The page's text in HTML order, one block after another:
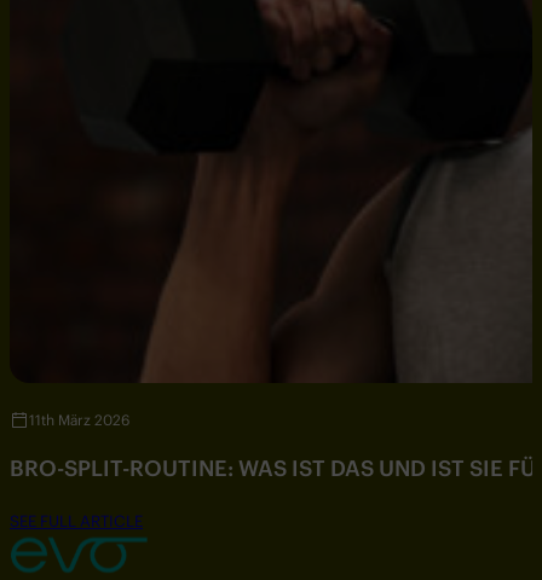
11th März 2026
BRO-SPLIT-ROUTINE: WAS IST DAS UND IST SIE
SEE FULL ARTICLE